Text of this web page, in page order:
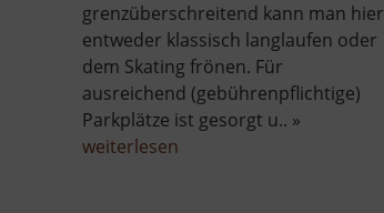
grenzüberschreitend kann man hier
entweder klassisch langlaufen oder
dem Skating frönen. Für
ausreichend (gebührenpflichtige)
Parkplätze ist gesorgt u.. »
weiterlesenüber